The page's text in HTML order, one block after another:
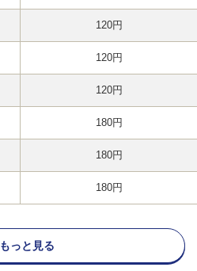
120円
120円
120円
180円
180円
180円
もっと見る